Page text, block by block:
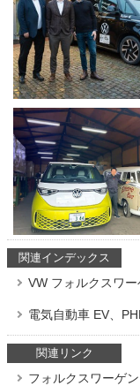
関連インデックス
VW フォルクスワー
電気自動車 EV、
関連リンク
フォルクスワーゲン